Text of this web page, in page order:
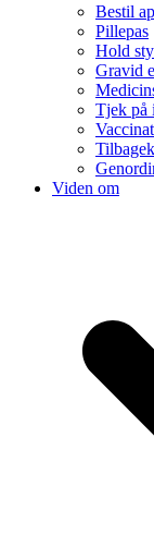
Bestil
Pillepas
Hold
Gravid
Tjek på
Viden om